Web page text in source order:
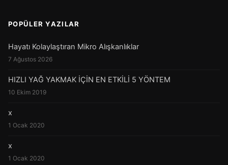
POPÜLER YAZILAR
Hayatı Kolaylaştıran Mikro Alışkanlıklar
7 Ağustos 2026
HIZLI YAĞ YAKMAK İÇİN EN ETKİLİ 5 YÖNTEM
10 Ekim 2019
x
1 Ocak 2020
x
1 Ocak 2020